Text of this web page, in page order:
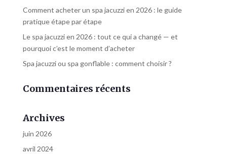
Comment acheter un spa jacuzzi en 2026 : le guide
pratique étape par étape
Le spa jacuzzi en 2026 : tout ce qui a changé — et
pourquoi c’est le moment d’acheter
Spa jacuzzi ou spa gonflable : comment choisir ?
Commentaires récents
Archives
juin 2026
avril 2024